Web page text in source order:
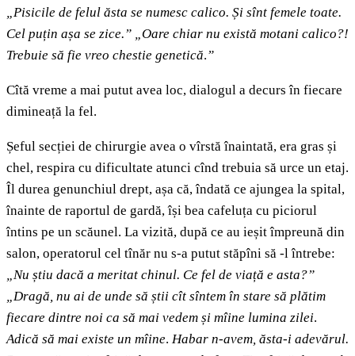
„Pisicile de felul ăsta se numesc calico. Și sînt femele toate.
Cel puțin așa se zice.” „Oare chiar nu există motani calico?!
Trebuie să fie vreo chestie genetică.”
Cîtă vreme a mai putut avea loc, dialogul a decurs în fiecare
dimineață la fel.
Șeful secției de chirurgie avea o vîrstă înaintată, era gras și
chel, respira cu dificultate atunci cînd trebuia să urce un etaj.
Îl durea genunchiul drept, așa că, îndată ce ajungea la spital,
înainte de raportul de gardă, își bea cafeluța cu piciorul
întins pe un scăunel. La vizită, după ce au ieșit împreună din
salon, operatorul cel tînăr nu s-a putut stăpîni să -l întrebe:
„Nu știu dacă a meritat chinul. Ce fel de viață e asta?”
„Dragă, nu ai de unde să știi cît sîntem în stare să plătim
fiecare dintre noi ca să mai vedem și mîine lumina zilei.
Adică să mai existe un mîine. Habar n-avem, ăsta-i adevărul.